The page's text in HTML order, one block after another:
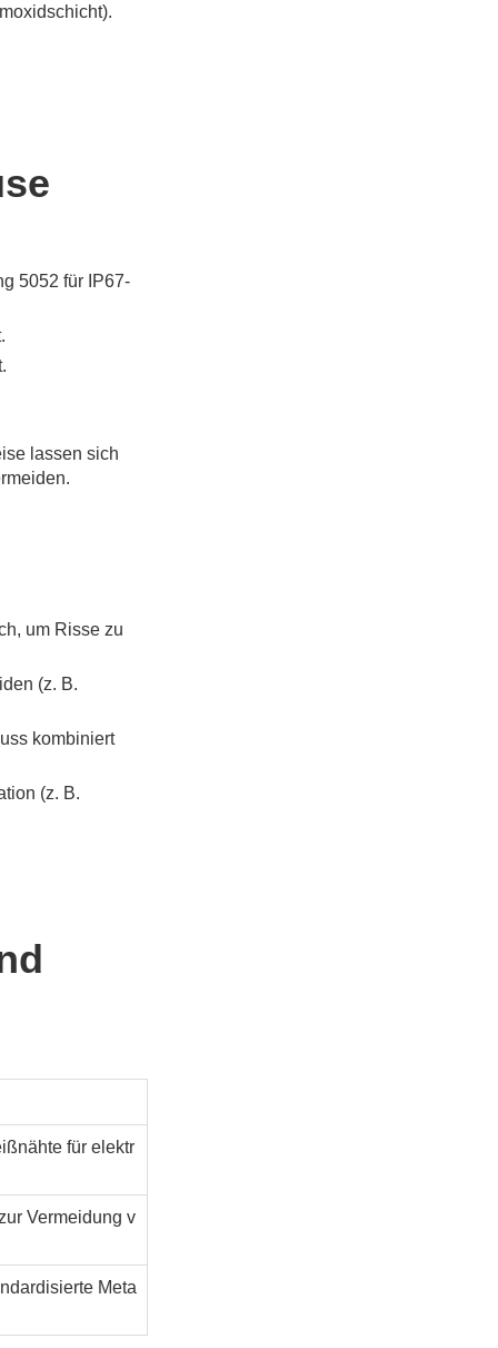
5052 für IP67-
lassen sich
um Risse zu
(z. B.
kombiniert
(z. B.
für elektr
Vermeidung v
Meta